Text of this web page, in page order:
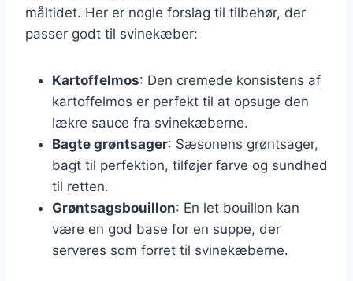
måltidet. Her er nogle forslag til tilbehør, der
passer godt til svinekæber:
Kartoffelmos: Den cremede konsistens af
kartoffelmos er perfekt til at opsuge den
lækre sauce fra svinekæberne.
Bagte grøntsager: Sæsonens grøntsager,
bagt til perfektion, tilføjer farve og sundhed
til retten.
Grøntsagsbouillon: En let bouillon kan
være en god base for en suppe, der
serveres som forret til svinekæberne.